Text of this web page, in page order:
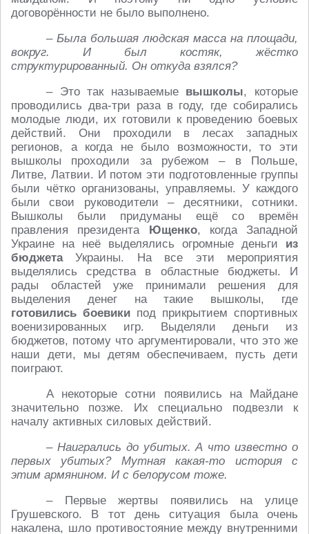
договорённости не было выполнено.
– Была большая людская масса на площади,
вокруг. И был костяк, жёстко
структурированный. Он откуда взялся?
– Это так называемые вышколы, которые
проводились два-три раза в году, где собирались
молодые люди, их готовили к проведению боевых
действий. Они проходили в лесах западных
регионов, а когда не было возможности, то эти
вышколы проходили за рубежом – в Польше,
Литве, Латвии. И потом эти подготовленные группы
были чётко организованы, управляемы. У каждого
были свои руководители – десятники, сотники.
Вышколы были придуманы ещё со времён
правления президента Ющенко, когда Западной
Украине на неё выделялись огромные деньги из
бюджетаУкраины. На все эти мероприятия
выделялись средства в областные бюджеты. И
рады областей уже принимали решения для
выделения денег на такие вышколы, где
готовились боевики под прикрытием спортивных
военизированных игр. Выделяли деньги из
бюджетов, потому что аргументировали, что это же
наши дети, мы детям обеспечиваем, пусть дети
поиграют.
А некоторые сотни появились на Майдане
значительно позже. Их специально подвезли к
началу активных силовых действий.
– Наигрались до убитых. А что известно о
первых убитых? Мутная какая-то история с
этим армянином. И с белорусом тоже.
– Первые жертвы появились на улице
Грушевского. В тот день ситуация была очень
накалена, шло противостояние между внутренними